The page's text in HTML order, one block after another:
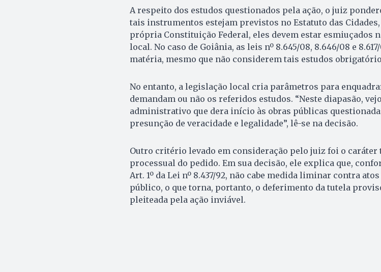
A respeito dos estudos questionados pela ação, o juiz
tais instrumentos estejam previstos no Estatuto das
própria Constituição Federal, eles devem estar esmiuçados
local. No caso de Goiânia, as leis nº 8.645/08, 8.646/08 e
matéria, mesmo que não considerem tais estudos
No entanto, a legislação local cria parâmetros para
demandam ou não os referidos estudos. “Neste diapasão,
administrativo que dera início às obras públicas
presunção de veracidade e legalidade”, lê-se na decisão.
Outro critério levado em consideração pelo juiz foi o caráter
processual do pedido. Em sua decisão, ele explica que,
Art. 1º da Lei nº 8.437/92, não cabe medida liminar contra
público, o que torna, portanto, o deferimento da tutela
pleiteada pela ação inviável.